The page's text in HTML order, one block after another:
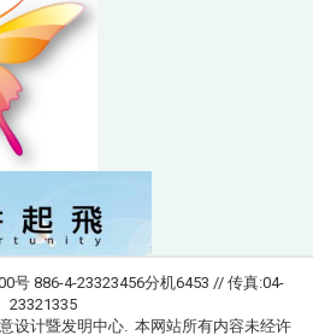
号 886-4-23323456分机6453 // 传真:04-
23321335
设计暨发明中心. 本网站所有内容未经许